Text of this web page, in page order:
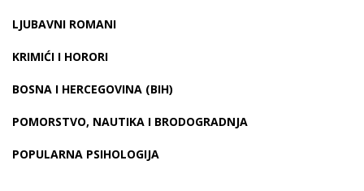
LJUBAVNI ROMANI
KRIMIĆI I HORORI
BOSNA I HERCEGOVINA (BIH)
POMORSTVO, NAUTIKA I BRODOGRADNJA
POPULARNA PSIHOLOGIJA